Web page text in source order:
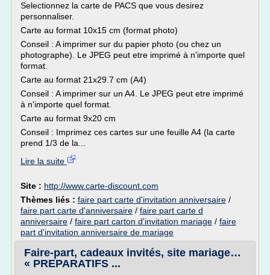
Selectionnez la carte de PACS que vous desirez
personnaliser.
Carte au format 10x15 cm (format photo)
Conseil : A imprimer sur du papier photo (ou chez un
photographe). Le JPEG peut etre imprimé à n'importe quel
format.
Carte au format 21x29.7 cm (A4)
Conseil : A imprimer sur un A4. Le JPEG peut etre imprimé
à n'importe quel format.
Carte au format 9x20 cm
Conseil : Imprimez ces cartes sur une feuille A4 (la carte
prend 1/3 de la...
Lire la suite
Site : http://www.carte-discount.com
Thèmes liés : faire part carte d'invitation anniversaire /
faire part carte d'anniversaire / faire part carte d
anniversaire / faire part carton d'invitation mariage / faire
part d'invitation anniversaire de mariage
Faire-part, cadeaux invités, site mariage…
« PREPARATIFS ...